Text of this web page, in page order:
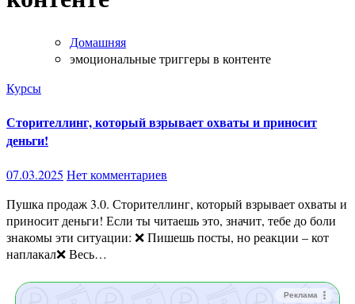
Домашняя
эмоциональные триггеры в контенте
Курсы
Сторителлинг, который взрывает охваты и приносит
деньги!
07.03.2025 Нет комментариев
Пушка продаж 3.0. Сторителлинг, который взрывает охваты и
приносит деньги! Если ты читаешь это, значит, тебе до боли
знакомы эти ситуации: ❌ Пишешь посты, но реакции – кот
наплакал❌ Весь…
Реклама